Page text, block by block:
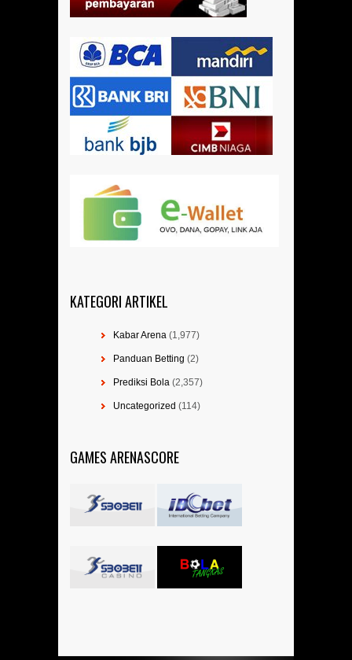
KATEGORI ARTIKEL
Kabar Arena (1,977)
Panduan Betting (2)
Prediksi Bola (2,357)
Uncategorized (114)
GAMES ARENASCORE